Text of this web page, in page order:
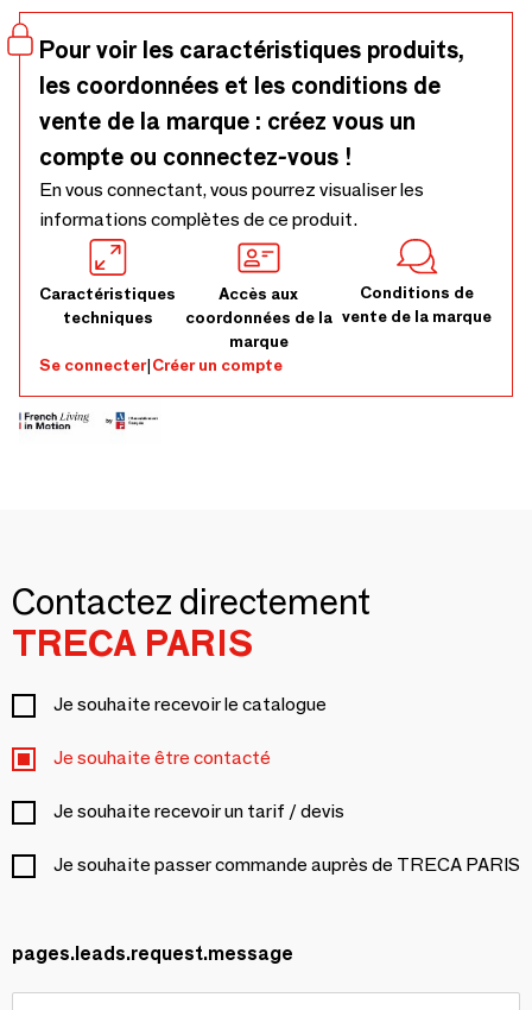
hauteur basse, le rend Ideal pour les yachts.
Pour voir les caractéristiques produits,
les coordonnées et les conditions de
vente de la marque : créez vous un
compte ou connectez-vous !
En vous connectant, vous pourrez visualiser les
informations complètes de ce produit.
Caractéristiques
techniques
Accès aux
coordonnées de la
marque
Conditions de
vente de la marque
Se connecter|Créer un compte
Contactez directement
TRECA PARIS
Je souhaite recevoir le catalogue
Je souhaite être contacté
Je souhaite recevoir un tarif / devis
Je souhaite passer commande auprès de TRECA PARIS
pages.leads.request.message